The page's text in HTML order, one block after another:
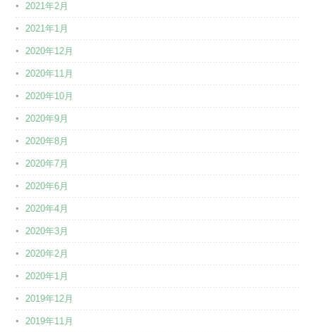
2021年2月
2021年1月
2020年12月
2020年11月
2020年10月
2020年9月
2020年8月
2020年7月
2020年6月
2020年4月
2020年3月
2020年2月
2020年1月
2019年12月
2019年11月